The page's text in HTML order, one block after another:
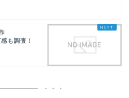
も調査！